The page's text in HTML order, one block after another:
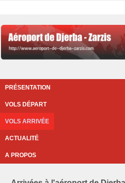
PRÉSENTATION
VOLS DÉPART
VOLS ARRIVÉE
ACTUALITÉ
A PROPOS